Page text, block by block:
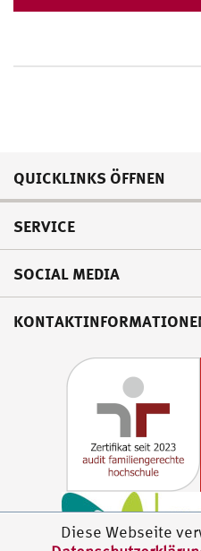
Diese Webseite
QUICKLINKS ÖFFNEN
SERVICE
SOCIAL MEDIA